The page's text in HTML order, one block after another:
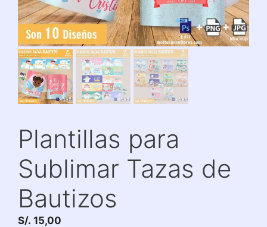
Plantillas para
Sublimar Tazas de
Bautizos
S/. 15,00